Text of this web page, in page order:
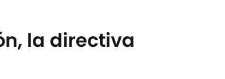
la directiva